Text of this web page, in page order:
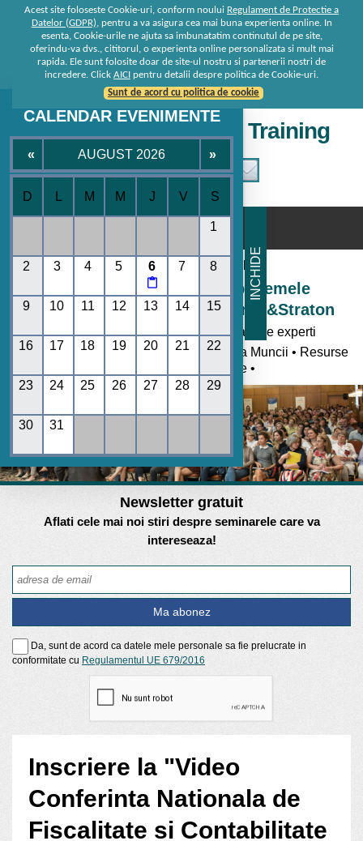
Acest site foloseste Cookie-uri, conform noului Regulament de Protectie a
Datelor (GDPR), pentru a va asigura cea mai buna experienta online. In
esenta, Cookie-urile ne ajuta sa imbunatatim continutul de pe site,
oferindu-va dvs., cititorul, o experienta online personalizata si mult mai
rapida. Ele sunt folosite doar de site-ul nostru si partenerii nostri de
incredere. Click AICI pentru detalii despre politica de Cookie-uri.
Sunt de acord cu politica de cookie
Seminare • Conferinte • Training
Consultanta de la specialisti
Seminare si Conferinte pe temele
momentului oferite de Rentrop&Straton
- Toate noutatile legislative explicate de experti
• Codul Fiscal • Contabilitate • Legislatia Muncii • Resurse
Umane • REGES online •
Newsletter gratuit
Aflati cele mai noi stiri despre seminarele care va
intereseaza!
Da, sunt de acord ca datele mele personale sa fie prelucrate in
conformitate cu Regulamentul UE 679/2016
Inscriere la "Video
Conferinta Nationala de
Fiscalitate si Contabilitate
CALENDAR EVENIMENTE
« AUGUST 2026 »
D M M J V S
1
2 3 4 5 6

7 8
9 10 11 12 13 14 15
16 17 18 19 20 21 22
23 24 25 26 27 28 29
30 31
INCHIDE